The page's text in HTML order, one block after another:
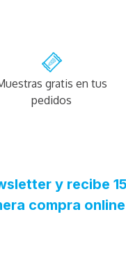
gratis en tus
pedidos